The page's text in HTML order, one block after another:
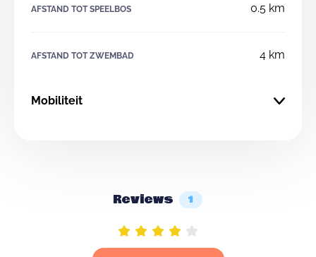
AFSTAND TOT SPEELBOS 0.5 km
AFSTAND TOT ZWEMBAD 4 km
Mobiliteit
Reviews 1